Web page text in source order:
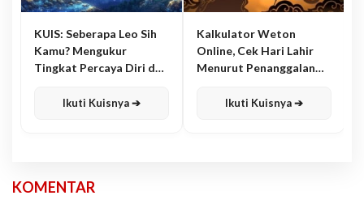
KUIS: Seberapa Leo Sih
Kamu? Mengukur
Tingkat Percaya Diri dan
Ikuti Kuisnya ➔
Kalkulator Weton
Online, Cek Hari Lahir
Menurut Penanggalan
Ikuti Kuisnya ➔
KOMENTAR